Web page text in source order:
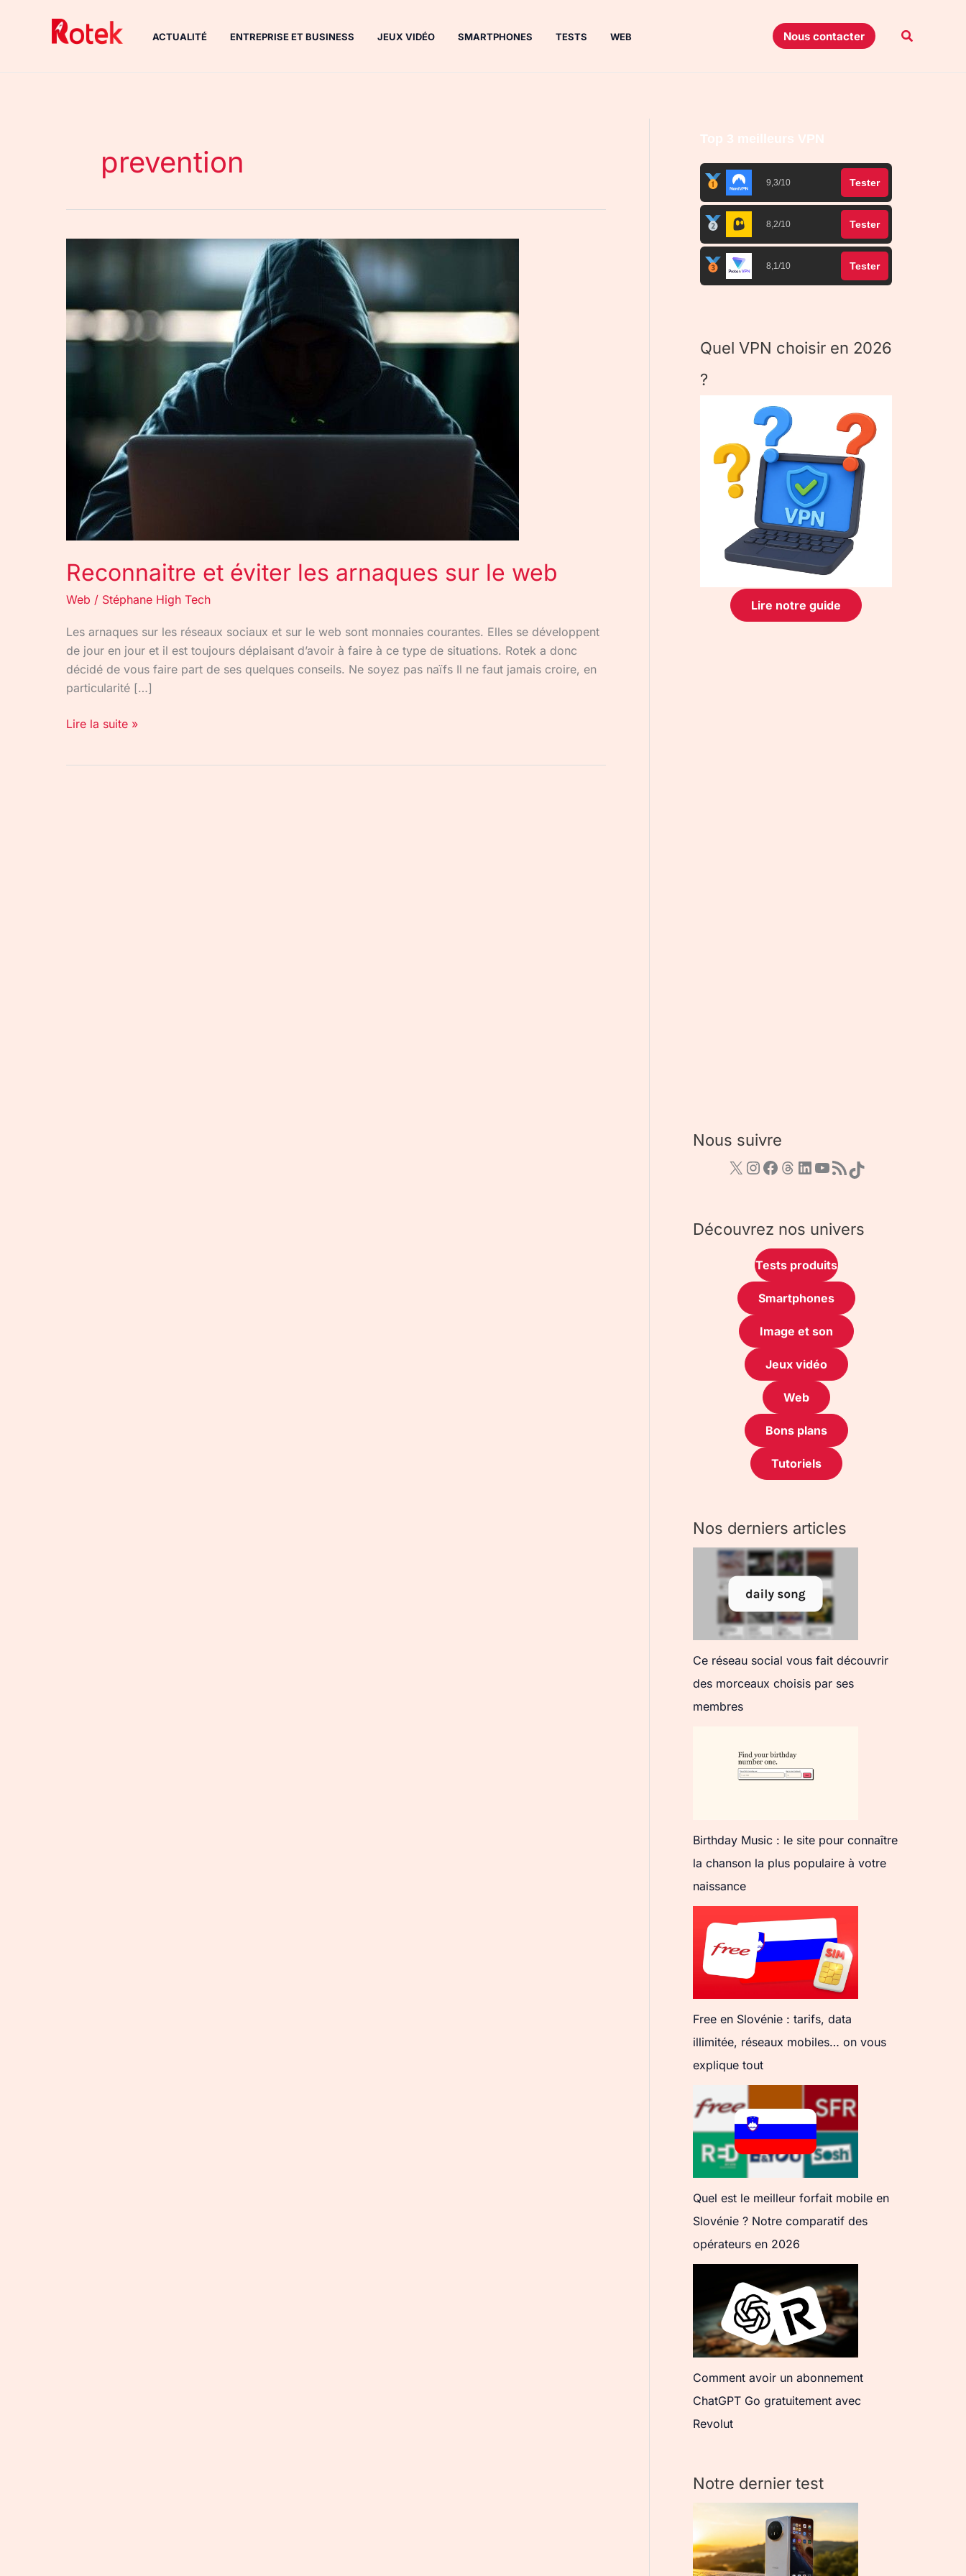
ACTUALITÉ ENTREPRISE ET BUSINESS JEUX VIDÉO SMARTPHONES TESTS WEB Nous contacter
prevention
Reconnaitre et éviter les arnaques sur le web
Web / Stéphane High Tech
Les arnaques sur les réseaux sociaux et sur le web sont monnaies courantes. Elles se développent
de jour en jour et il est toujours déplaisant d’avoir à faire à ce type de situations. Rotek a donc
décidé de vous faire part de ses quelques conseils. Ne soyez pas naïfs Il ne faut jamais croire, en
particularité […]
arnaques
sur
Lire la suite »
Top 3 meilleurs VPN
9,3/10 Tester
8,2/10 Tester
8,1/10 Tester
Quel VPN choisir en 2026
?
Lire notre guide
Nous suivre
Découvrez nos univers
Tests produits
Smartphones
Image et son
Jeux vidéo
Web
Bons plans
Tutoriels
Nos derniers articles
Ce réseau social vous fait découvrir
des morceaux choisis par ses
membres
Birthday Music : le site pour connaître
la chanson la plus populaire à votre
naissance
Free en Slovénie : tarifs, data
illimitée, réseaux mobiles… on vous
explique tout
Quel est le meilleur forfait mobile en
Slovénie ? Notre comparatif des
opérateurs en 2026
Comment avoir un abonnement
ChatGPT Go gratuitement avec
Revolut
Notre dernier test